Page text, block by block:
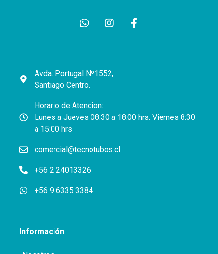
Avda. Portugal Nº1552,
Santiago Centro.
Horario de Atencion:
Lunes a Jueves 08:30 a 18:00 hrs. Viernes 8:30
a 15:00 hrs
comercial@tecnotubos.cl
+56 2 24013326
+56 9 6335 3384
Información